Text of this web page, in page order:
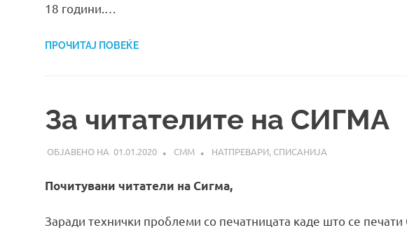
18 години.…
ПРОЧИТАЈ ПОВЕЌЕ
За читателите на СИГМА
01.01.2020 СММ НАТПРЕВАРИ, СПИСАНИЈА
Почитувани читатели на Сигма,
Заради технички проблеми со печатницата каде што се